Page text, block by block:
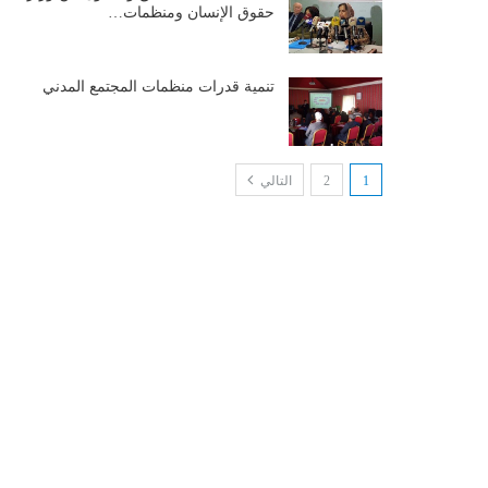
حقوق الإنسان ومنظمات…
تنمية قدرات منظمات المجتمع المدني
1
2 التالي